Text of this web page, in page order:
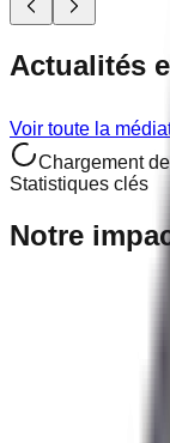
Actualités
Voir toute la
Chargement
Statistiques clés
Notre